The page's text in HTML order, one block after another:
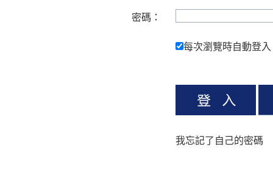
密碼：
每次瀏覽時自動登入
我忘記了自己的密碼